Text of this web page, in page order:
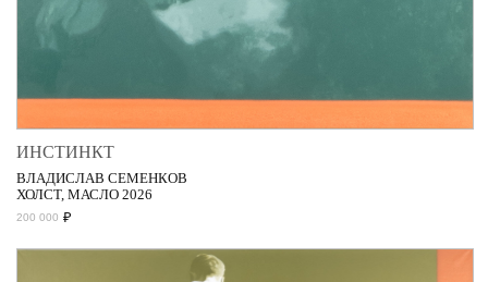
ИНСТИНКТ
ВЛАДИСЛАВ СЕМЕНКОВ
ХОЛСТ, МАСЛО 2026
200 000 ₽